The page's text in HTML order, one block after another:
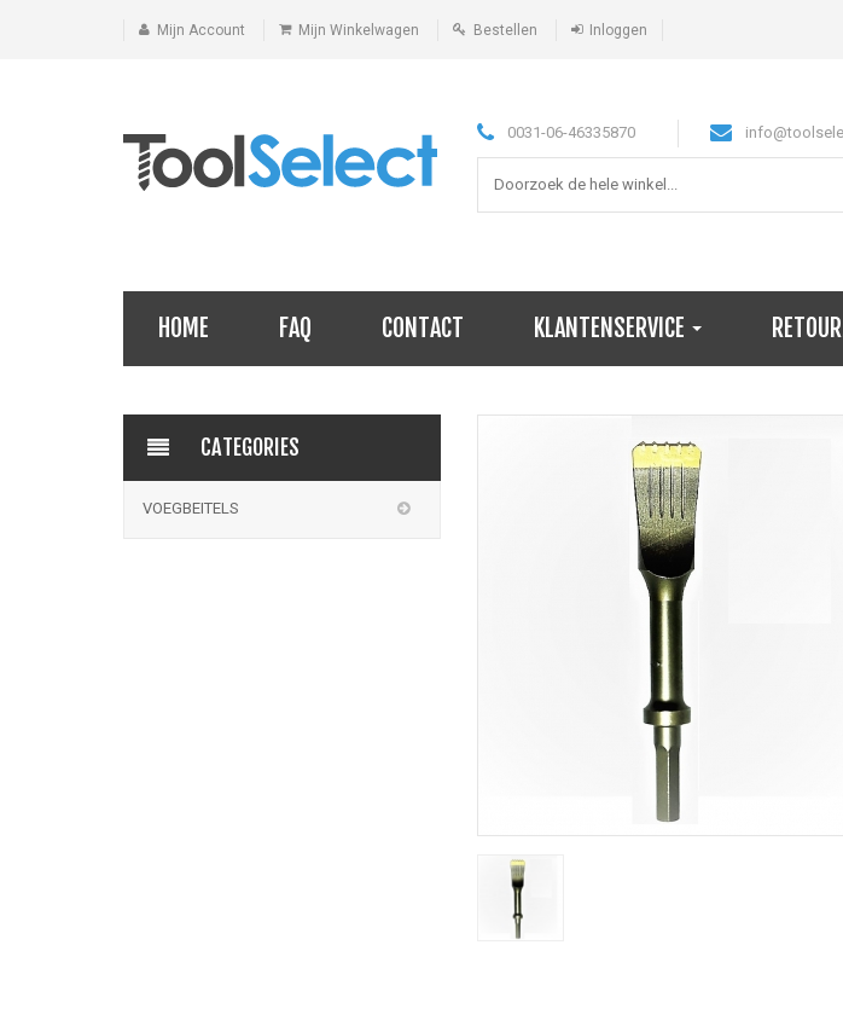
Mijn Account Mijn Winkelwagen Bestellen Inloggen
0031-06-46335870
HOME FAQ CONTACT KLANTENSERVICE
CATEGORIES
VOEGBEITELS